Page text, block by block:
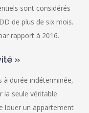
sont considérés
de plus de six mois.
rapport à 2016.
»
à durée indéterminée,
la seule véritable
louer un appartement